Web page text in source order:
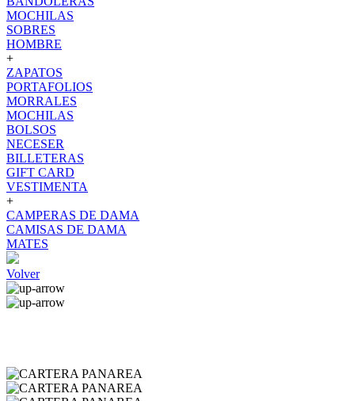
MOCHILAS
SOBRES
HOMBRE
+
ZAPATOS
PORTAFOLIOS
MORRALES
MOCHILAS
BOLSOS
NECESER
BILLETERAS
GIFT CARD
VESTIMENTA
+
CAMPERAS DE DAMA
CAMISAS DE DAMA
MATES
Volver